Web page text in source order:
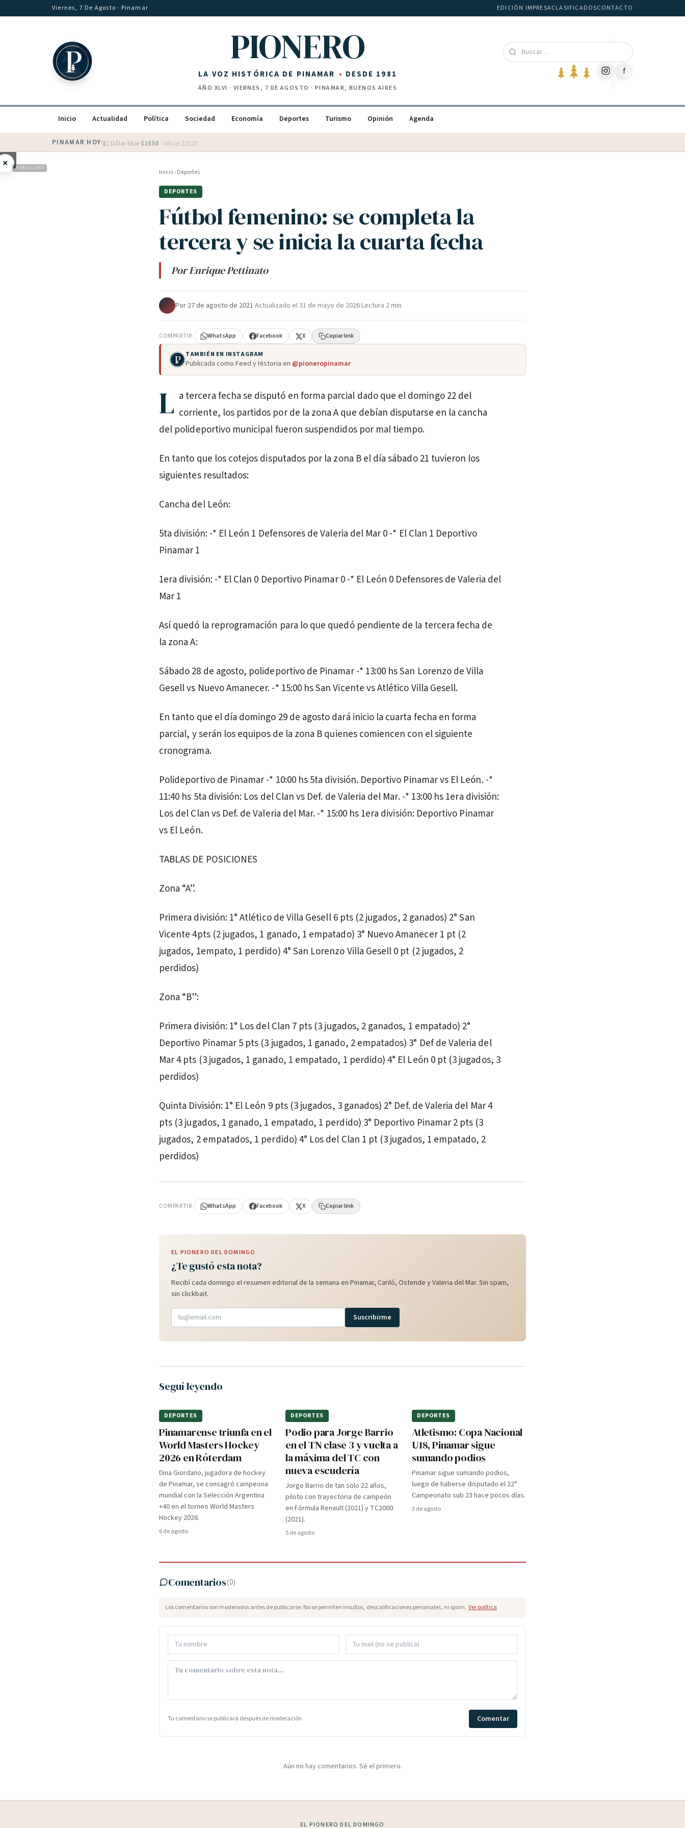
Saltar al contenidoViernes, 7 De Agosto · Pinamar EDICIÓN IMPRESACLASIFICADOSCONTACTO
PIONERO
LA VOZ HISTÓRICA DE PINAMAR DESDE 1981
AÑO XLVI · VIERNES, 7 DE AGOSTO · PINAMAR, BUENOS AIRES
f
Inicio Actualidad Política Sociedad Economía Deportes Turismo Opinión Agenda
PINAMAR HOY·💵 Dólar blue $1530 · oficial $1520
× PUBLICIDAD Inicio›Deportes
DEPORTES
Fútbol femenino: se completa la
tercera y se inicia la cuarta fecha
Por Enrique Pettinato
Por·27 de agosto de 2021·Actualizado el31 de mayo de 2026·Lectura 2 min
COMPARTIR WhatsApp Facebook X Copiar link
TAMBIÉN EN INSTAGRAM
Publicada como Feed y Historia en @pioneropinamar
L a tercera fecha se disputó en forma parcial dado que el domingo 22 del
corriente, los partidos por de la zona A que debían disputarse en la cancha
del polideportivo municipal fueron suspendidos por mal tiempo.
En tanto que los cotejos disputados por la zona B el día sábado 21 tuvieron los
siguientes resultados:
Cancha del León:
5ta división: -* El León 1 Defensores de Valeria del Mar 0 -* El Clan 1 Deportivo
Pinamar 1
1era división: -* El Clan 0 Deportivo Pinamar 0 -* El León 0 Defensores de Valeria del
Mar 1
Así quedó la reprogramación para lo que quedó pendiente de la tercera fecha de
la zona A:
Sábado 28 de agosto, polideportivo de Pinamar -* 13:00 hs San Lorenzo de Villa
Gesell vs Nuevo Amanecer. -* 15:00 hs San Vicente vs Atlético Villa Gesell.
En tanto que el día domingo 29 de agosto dará inicio la cuarta fecha en forma
parcial, y serán los equipos de la zona B quienes comiencen con el siguiente
cronograma.
Polideportivo de Pinamar -* 10:00 hs 5ta división. Deportivo Pinamar vs El León. -*
11:40 hs 5ta división: Los del Clan vs Def. de Valeria del Mar. -* 13:00 hs 1era división:
Los del Clan vs Def. de Valeria del Mar. -* 15:00 hs 1era división: Deportivo Pinamar
vs El León.
TABLAS DE POSICIONES
Zona “A”.
Primera división: 1° Atlético de Villa Gesell 6 pts (2 jugados, 2 ganados) 2° San
Vicente 4pts (2 jugados, 1 ganado, 1 empatado) 3° Nuevo Amanecer 1 pt (2
jugados, 1empato, 1 perdido) 4° San Lorenzo Villa Gesell 0 pt (2 jugados, 2
perdidos)
Zona “B”:
Primera división: 1° Los del Clan 7 pts (3 jugados, 2 ganados, 1 empatado) 2°
Deportivo Pinamar 5 pts (3 jugados, 1 ganado, 2 empatados) 3° Def de Valeria del
Mar 4 pts (3 jugados, 1 ganado, 1 empatado, 1 perdido) 4° El León 0 pt (3 jugados, 3
perdidos)
Quinta División: 1° El León 9 pts (3 jugados, 3 ganados) 2° Def. de Valeria del Mar 4
pts (3 jugados, 1 ganado, 1 empatado, 1 perdido) 3° Deportivo Pinamar 2 pts (3
jugados, 2 empatados, 1 perdido) 4° Los del Clan 1 pt (3 jugados, 1 empatado, 2
perdidos)
COMPARTIR WhatsApp Facebook X Copiar link
EL PIONERO DEL DOMINGO
¿Te gustó esta nota?
Recibí cada domingo el resumen editorial de la semana en Pinamar, Cariló, Ostende y Valeria del Mar. Sin spam,
sin clickbait.
Suscribirme
Seguí leyendo
DEPORTES
Pinamarense triunfa en el
World Masters Hockey
2026 en Róterdam
Dina Giordano, jugadora de hockey
de Pinamar, se consagró campeona
mundial con la Selección Argentina
+40 en el torneo World Masters
Hockey 2026.
6 de agosto
DEPORTES
Podio para Jorge Barrio
en el TN clase 3 y vuelta a
la máxima del TC con
nueva escudería
Jorge Barrio de tan solo 22 años,
piloto con trayectoria de campeón
en Fórmula Renault (2021) y TC2000
(2021).
5 de agosto
DEPORTES
Atletismo: Copa Nacional
U18, Pinamar sigue
sumando podios
Pinamar sigue sumando podios,
luego de haberse disputado el 22°
Campeonato sub 23 hace pocos días.
3 de agosto
Comentarios(0)
Los comentarios son moderados antes de publicarse. No se permiten insultos, descalificaciones personales, ni spam. Ver política
Tu comentario se publicará después de moderación. Comentar
Aún no hay comentarios. Sé el primero.
EL PIONERO DEL DOMINGO